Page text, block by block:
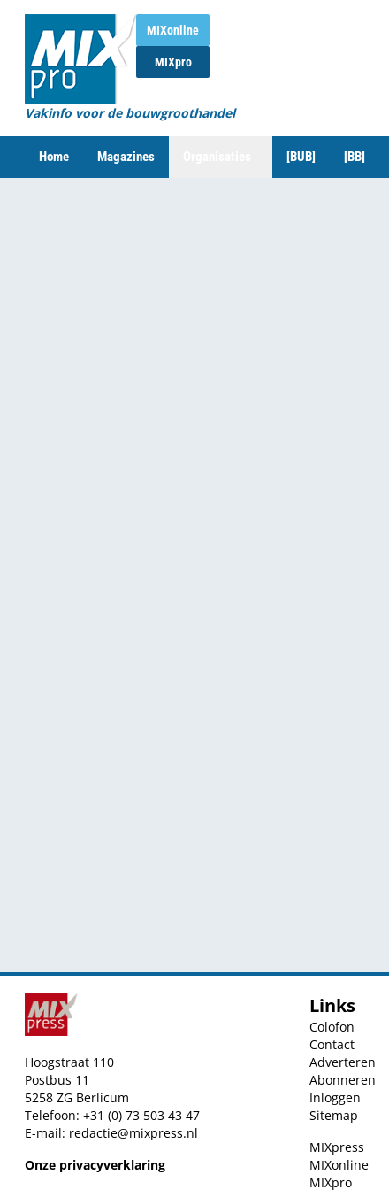
MIXonline
MIXpro
Vakinfo voor de bouwgroothandel
Home Magazines [BUB] [BB]
Hoogstraat 110
Postbus 11
5258 ZG Berlicum
Telefoon: +31 (0) 73 503 43 47
E-mail: redactie@mixpress.nl
Onze privacyverklaring
Links
Colofon
Contact
Adverteren
Abonneren
Inloggen
Sitemap
MIXpress
MIXonline
MIXpro